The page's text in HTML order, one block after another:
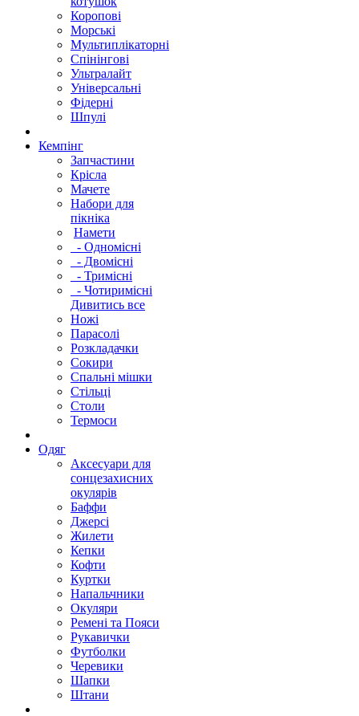
Коропові
Морські
Мультиплікаторні
Спінінгові
Ультралайт
Універсальні
Фідерні
Шпулі
Кемпінг
Запчастини
Крісла
Мачете
Набори для
пікніка
Намети
- Одномісні
- Двомісні
- Тримісні
- Чотиримісні
Дивитись все
Ножі
Парасолі
Розкладачки
Сокири
Спальні мішки
Стільці
Столи
Термоси
Одяг
Аксесуари для
сонцезахисних
окулярів
Баффи
Джерсі
Жилети
Кепки
Кофти
Куртки
Напальчники
Окуляри
Ремені та Пояси
Рукавички
Футболки
Черевики
Шапки
Штани